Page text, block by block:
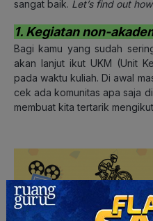
sangat baik. Let’s find out
1. Kegiatan non-
Bagi kamu yang sudah
akan lanjut ikut UKM (Unit
pada waktu kuliah. Di awal
cek ada komunitas apa saja
membuat kita tertarik